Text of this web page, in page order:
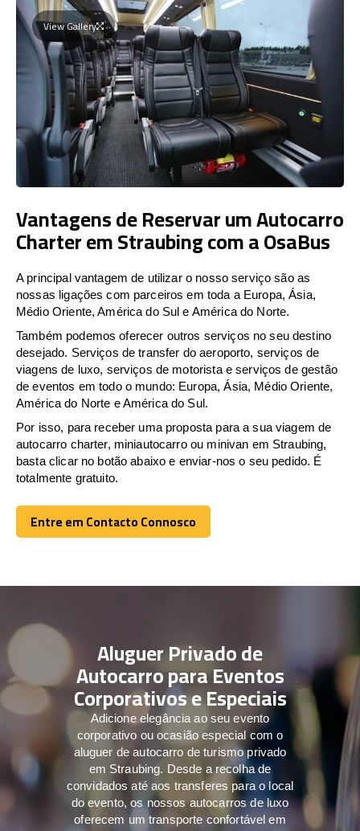
View Gallery
Vantagens de Reservar um Autocarro
Charter em Straubing com a OsaBus
A principal vantagem de utilizar o nosso serviço são as
nossas ligações com parceiros em toda a Europa, Ásia,
Médio Oriente, América do Sul e América do Norte.
Também podemos oferecer outros serviços no seu destino
desejado. Serviços de transfer do aeroporto, serviços de
viagens de luxo, serviços de motorista e serviços de gestão
de eventos em todo o mundo: Europa, Ásia, Médio Oriente,
América do Norte e América do Sul.
Por isso, para receber uma proposta para a sua viagem de
autocarro charter, miniautocarro ou minivan em Straubing,
basta clicar no botão abaixo e enviar-nos o seu pedido. É
totalmente gratuito.
Entre em Contacto Connosco
Entre em Contacto Connosco
Aluguer Privado de
Autocarro para Eventos
Corporativos e Especiais
Adicione elegância ao seu evento
corporativo ou ocasião especial com o
aluguer de autocarro de turismo privado
em Straubing. Desde a recolha de
convidados até aos transferes para o local
do evento, os nossos autocarros de luxo
oferecem um transporte confortável em